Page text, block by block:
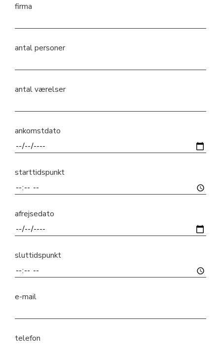
firma
antal personer
antal værelser
ankomstdato
starttidspunkt
afrejsedato
sluttidspunkt
e-mail
telefon